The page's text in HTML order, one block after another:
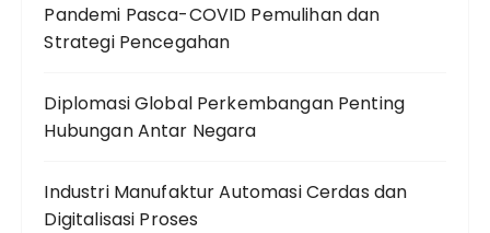
Pandemi Pasca-COVID Pemulihan dan
Strategi Pencegahan
Diplomasi Global Perkembangan Penting
Hubungan Antar Negara
Industri Manufaktur Automasi Cerdas dan
Digitalisasi Proses